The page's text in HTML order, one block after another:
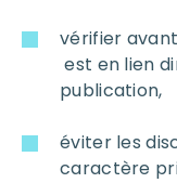
vérifier
est en lien
publication,
éviter les
caractère